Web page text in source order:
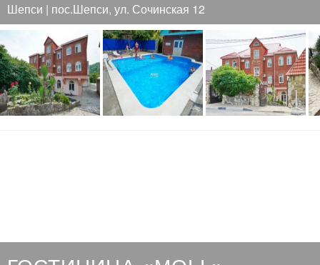
Шепси | пос.Шепси, ул. Сочинская 12